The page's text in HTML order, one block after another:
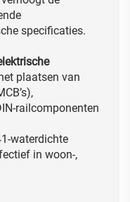
specificaties.
plaatsen van
railcomponenten
waterdichte
in woon-,